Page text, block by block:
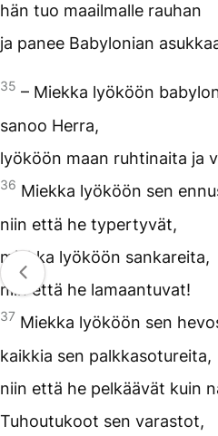
hän tuo maailmalle rauhan
ja panee Babylonian
35 – Miekka lyököön
sanoo Herra,
lyököön maan ruhtinaita ja
36 Miekka lyököön sen
niin että he typertyvät,
miekka lyököön sankareita,
niin että he lamaantuvat!
37 Miekka lyököön sen
kaikkia sen palkkasotureita,
niin että he pelkäävät kuin
Tuhoutukoot sen varastot,